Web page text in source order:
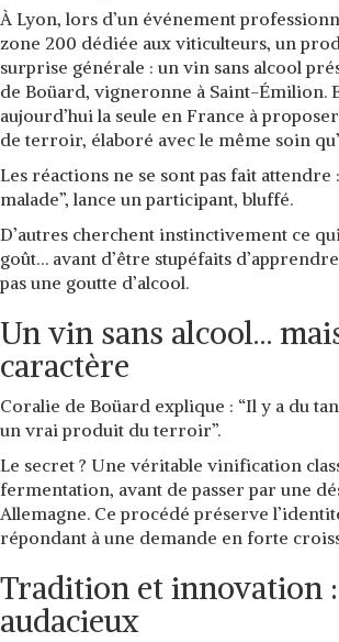
À Lyon, lors d’un événement
zone 200 dédiée aux viticulteurs, un
surprise générale : un vin sans alcool
de Boüard, vigneronne à Saint-Émilion.
aujourd’hui la seule en France à
de terroir, élaboré avec le même soin
Les réactions ne se sont pas fait attendre :
malade”, lance un participant, bluffé.
D’autres cherchent instinctivement ce
goût… avant d’être stupéfaits
pas une goutte d’alcool.
Un vin sans alcool…
caractère
Coralie de Boüard explique : “Il y a du
un vrai produit du terroir”.
Le secret ? Une véritable vinification
fermentation, avant de passer par une
Allemagne. Ce procédé préserve
répondant à une demande en forte
Tradition et innovation
audacieux